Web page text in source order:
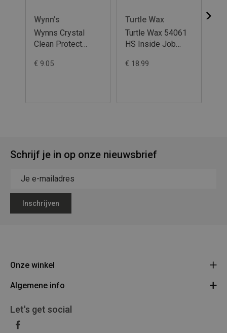
Wynn's
Wynns Crystal
Clean Protect
€ 9.05
Turtle Wax
Turtle Wax 54061
HS Inside Job
€ 18.99
Schrijf je in op onze nieuwsbrief
Inschrijven
Onze winkel
Legerstock Teunissen
Route
011/640469
BE 0453 873 688
Algemene info
Algemene voorwaarden
Privacy Policy
Let's get social